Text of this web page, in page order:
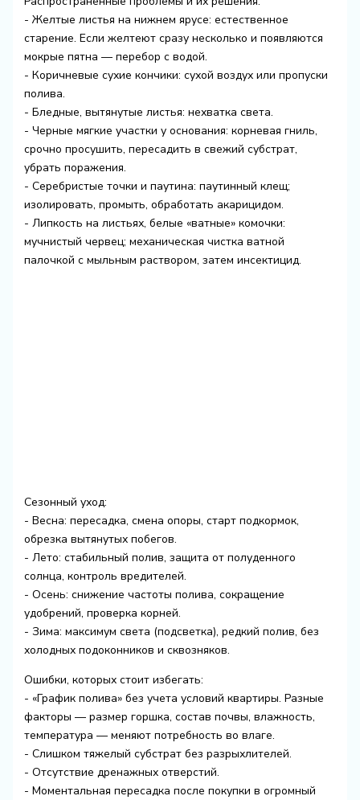
- Желтые листья на нижнем ярусе: естественное
старение. Если желтеют сразу несколько и появляются
мокрые пятна — перебор с водой.
- Коричневые сухие кончики: сухой воздух или пропуски
полива.
- Бледные, вытянутые листья: нехватка света.
- Черные мягкие участки у основания: корневая гниль,
срочно просушить, пересадить в свежий субстрат,
убрать поражения.
- Серебристые точки и паутина: паутинный клещ;
изолировать, промыть, обработать акарицидом.
- Липкость на листьях, белые «ватные» комочки:
мучнистый червец; механическая чистка ватной
палочкой с мыльным раствором, затем инсектицид.
Сезонный уход:
- Весна: пересадка, смена опоры, старт подкормок,
обрезка вытянутых побегов.
- Лето: стабильный полив, защита от полуденного
солнца, контроль вредителей.
- Осень: снижение частоты полива, сокращение
удобрений, проверка корней.
- Зима: максимум света (подсветка), редкий полив, без
холодных подоконников и сквозняков.
Ошибки, которых стоит избегать:
- «График полива» без учета условий квартиры. Разные
факторы — размер горшка, состав почвы, влажность,
температура — меняют потребность во влаге.
- Слишком тяжелый субстрат без разрыхлителей.
- Отсутствие дренажных отверстий.
- Моментальная пересадка после покупки в огромный